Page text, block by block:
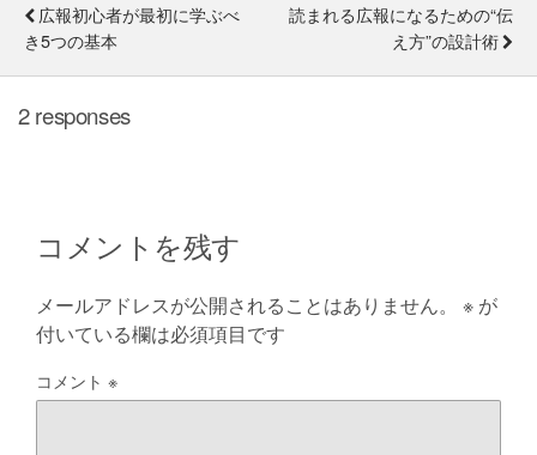
広報初心者が最初に学ぶべ
き5つの基本
読まれる広報になるための“伝
え方”の設計術
2 responses
コメントを残す
メールアドレスが公開されることはありません。 ※ が
付いている欄は必須項目です
コメント ※